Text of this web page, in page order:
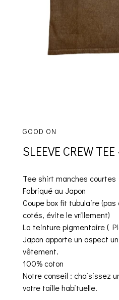
GOOD ON
SLEEVE CREW
Tee shirt manches courtes
Fabriqué au Japon
Coupe box fit tubulaire
cotés, évite le vrillement)
La teinture pigmentaire (
Japon apporte un aspect
vêtement.
100% coton
Notre conseil : choisissez
votre taille habituelle.